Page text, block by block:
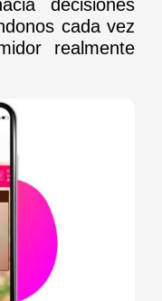
decisiones
cada vez
realmente